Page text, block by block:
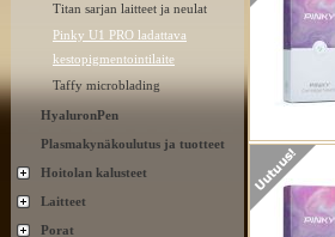
Titan sarjan laitteet ja neulat
Pinky U1 PRO ladattava
kestopigmentointilaite
Taffy microblading
HyaluronPen
Plasmakynäkoulutus ja tuotteet
Hoitolan kalusteet
Laitteet
Porat